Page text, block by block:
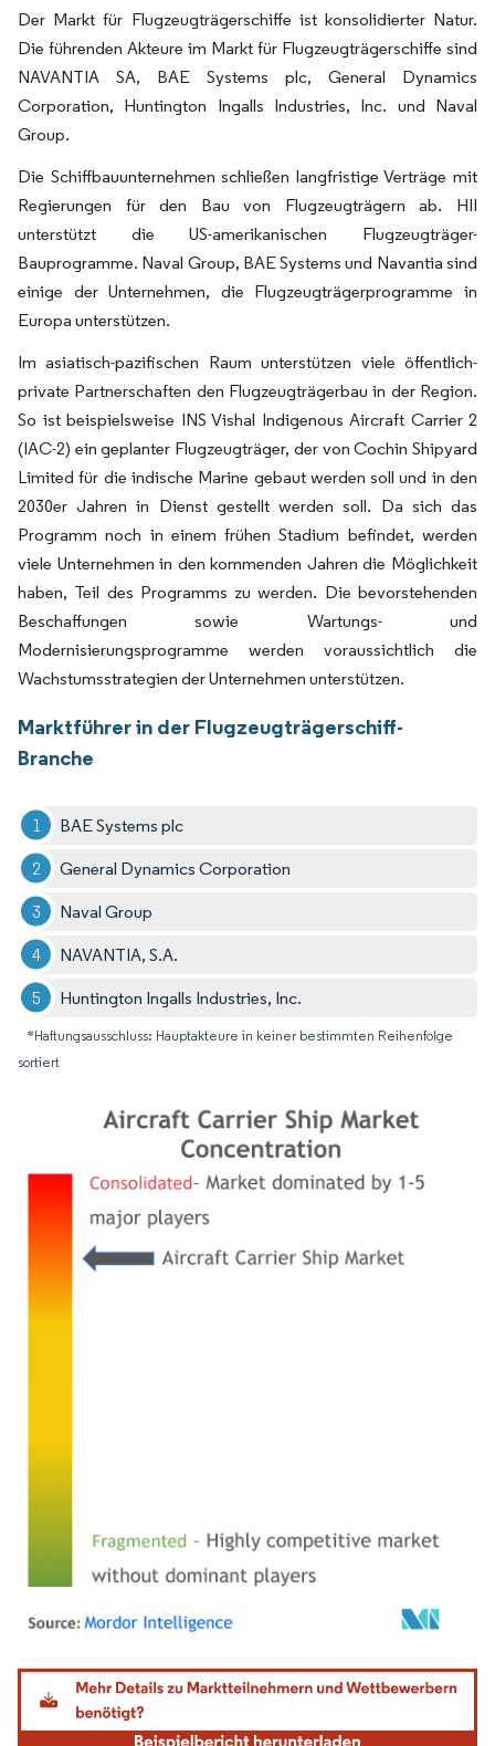
Der Markt für Flugzeugträgerschiffe ist konsolidierter Natur.
Die führenden Akteure im Markt für Flugzeugträgerschiffe sind
NAVANTIA SA, BAE Systems plc, General Dynamics
Corporation, Huntington Ingalls Industries, Inc. und Naval
Group.
Die Schiffbauunternehmen schließen langfristige Verträge mit
Regierungen für den Bau von Flugzeugträgern ab. HII
unterstützt die US-amerikanischen Flugzeugträger-
Bauprogramme. Naval Group, BAE Systems und Navantia sind
einige der Unternehmen, die Flugzeugträgerprogramme in
Europa unterstützen.
Im asiatisch-pazifischen Raum unterstützen viele öffentlich-
private Partnerschaften den Flugzeugträgerbau in der Region.
So ist beispielsweise INS Vishal Indigenous Aircraft Carrier 2
(IAC-2) ein geplanter Flugzeugträger, der von Cochin Shipyard
Limited für die indische Marine gebaut werden soll und in den
2030er Jahren in Dienst gestellt werden soll. Da sich das
Programm noch in einem frühen Stadium befindet, werden
viele Unternehmen in den kommenden Jahren die Möglichkeit
haben, Teil des Programms zu werden. Die bevorstehenden
Beschaffungen sowie Wartungs- und
Modernisierungsprogramme werden voraussichtlich die
Wachstumsstrategien der Unternehmen unterstützen.
Marktführer in der Flugzeugträgerschiff-
Branche
BAE Systems plc
General Dynamics Corporation
Naval Group
NAVANTIA, S.A.
Huntington Ingalls Industries, Inc.
*Haftungsausschluss: Hauptakteure in keiner bestimmten Reihenfolge
sortiert
Bild © Mordor Intelligence. Wiederverwendung erfordert Namensnennung gemäß